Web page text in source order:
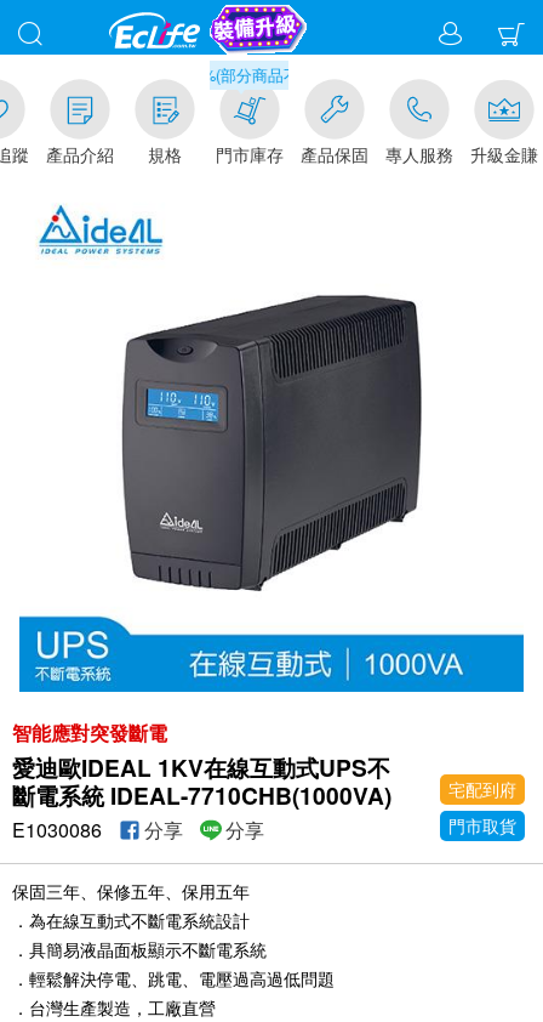
蹤 產品介紹 規格
滿千元門市取貨現折1%(部分商品不適用)-請點我看
門市庫存 產品保固 專人服務 升級金賺
智能應對突發斷電
愛迪歐IDEAL 1KV在線互動式UPS不
斷電系統 IDEAL-7710CHB(1000VA)
宅配到府
門市取貨
E1030086 分享 分享
保固三年、保修五年、保用五年
．為在線互動式不斷電系統設計
．具簡易液晶面板顯示不斷電系統
．輕鬆解決停電、跳電、電壓過高過低問題
．台灣生產製造，工廠直營